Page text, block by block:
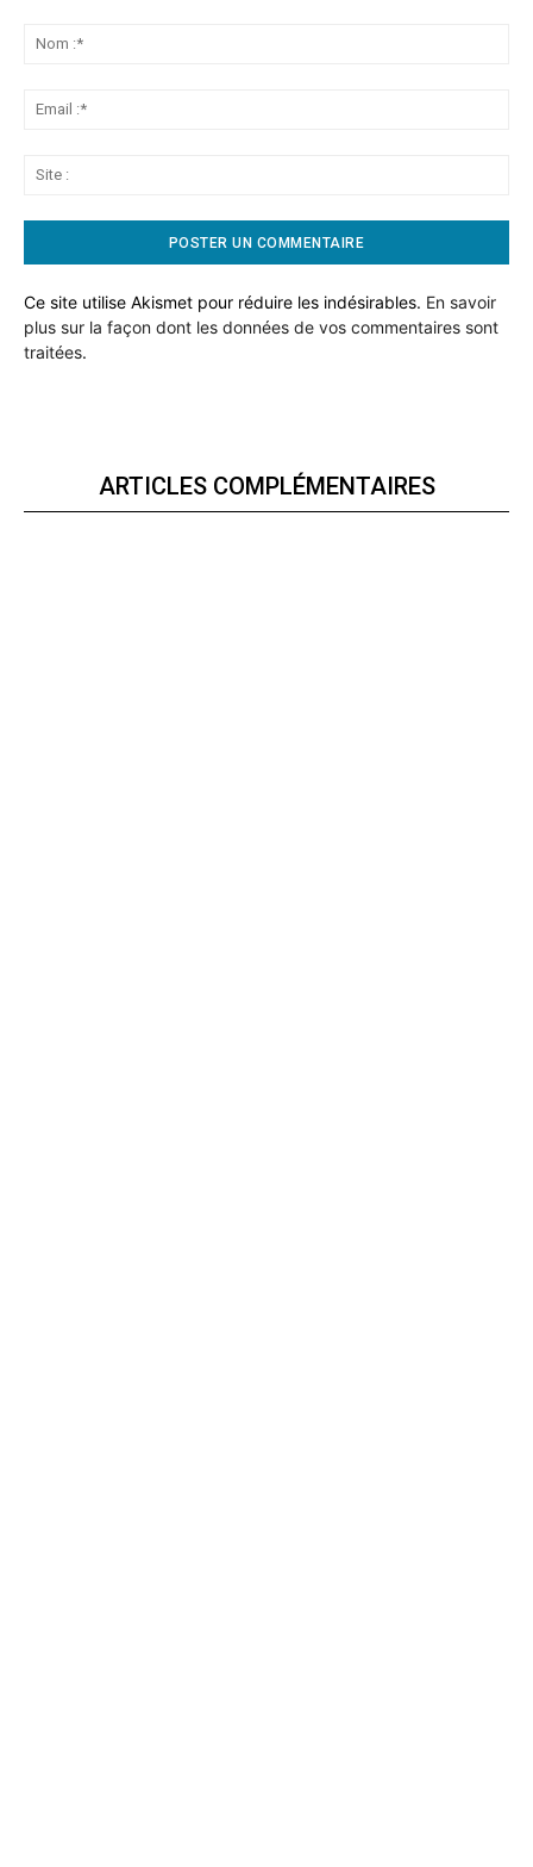
Ce site utilise Akismet pour réduire les indésirables. En savoir
plus sur la façon dont les données de vos commentaires sont
traitées.
ARTICLES COMPLÉMENTAIRES